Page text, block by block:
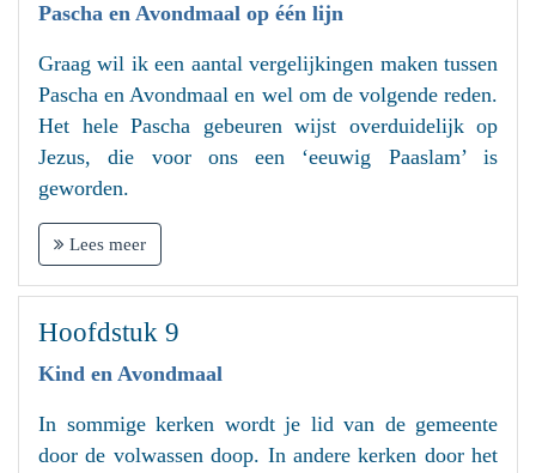
Pascha en Avondmaal op één lijn
Graag wil ik een aantal vergelijkingen maken tussen
Pascha en Avondmaal en wel om de volgende reden.
Het hele Pascha gebeuren wijst overduidelijk op
Jezus, die voor ons een ‘eeuwig Paaslam’ is
geworden.
Lees meer
Hoofdstuk 9
Kind en Avondmaal
In sommige kerken wordt je lid van de gemeente
door de volwassen doop. In andere kerken door het